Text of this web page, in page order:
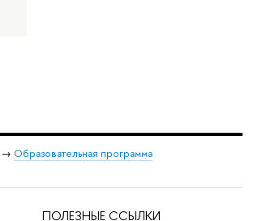
→ Образовательная программа
ПОЛЕЗНЫЕ ССЫЛКИ